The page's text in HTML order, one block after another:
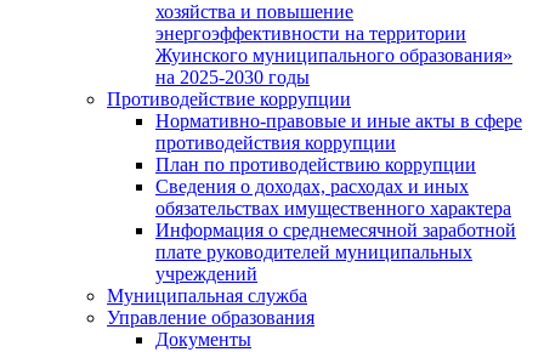
хозяйства и повышение
энергоэффективности на территории
Жуинского муниципального образования»
на 2025-2030 годы
Противодействие коррупции
Нормативно-правовые и иные акты в сфере
противодействия коррупции
План по противодействию коррупции
Сведения о доходах, расходах и иных
обязательствах имущественного характера
Информация о среднемесячной заработной
плате руководителей муниципальных
учреждений
Муниципальная служба
Управление образования
Документы